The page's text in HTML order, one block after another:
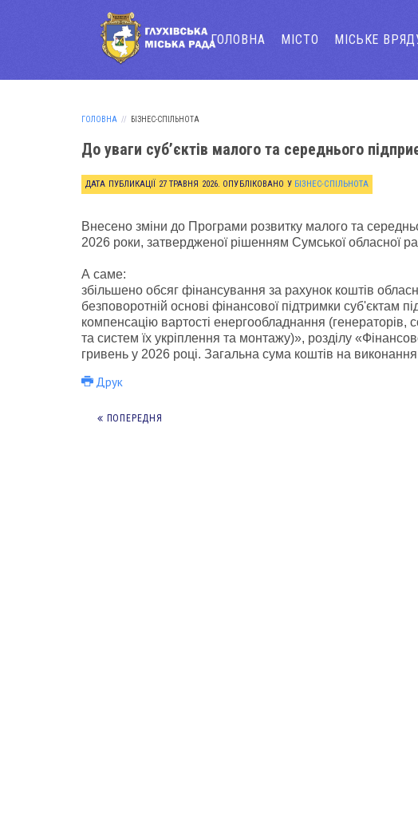
ГОЛОВНА МІСТО МІСЬКЕ
ГОЛОВНА БІЗНЕС-СПІЛЬНОТА
До уваги суб’єктів малого та середнього
ДАТА ПУБЛИКАЦІЇ 27 ТРАВНЯ 2026. ОПУБЛІКОВАНО У БІЗНЕС-СПІЛЬНОТА
Внесено зміни до Програми розвитку малого та
2026 роки, затвердженої рішенням Сумської обласної
А саме:
збільшено обсяг фінансування за рахунок коштів
безповоротній основі фінансової підтримки суб'єктам
компенсацію вартості енергообладнання (генераторів,
та систем їх укріплення та монтажу)», розділу
гривень у 2026 році. Загальна сума коштів на
Друк
ПОПЕРЕДНЯ